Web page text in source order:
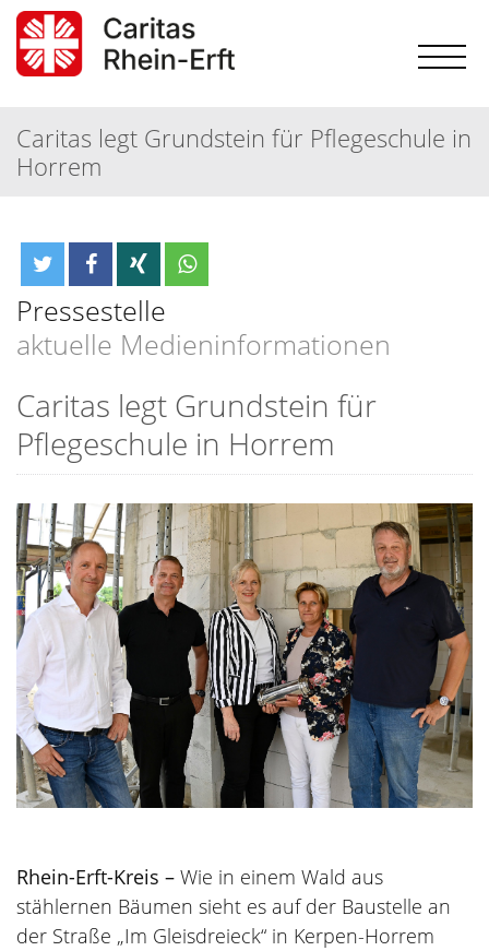
Caritas legt Grundstein für Pflegeschule in
Horrem
Pressestelle
aktuelle Medieninformationen
Caritas legt Grundstein für
Pflegeschule in Horrem
Rhein-Erft-Kreis – Wie in einem Wald aus
stählernen Bäumen sieht es auf der Baustelle an
der Straße „Im Gleisdreieck“ in Kerpen-Horrem